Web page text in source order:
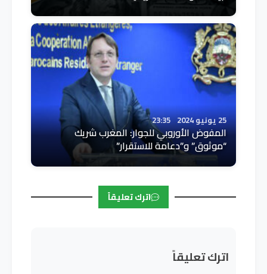
25 يونيو 2024 23:35
المفوض الأوروبي للجوار: المغرب شريك
“موثوق” و”دعامة للاستقرار”
اترك تعليقاً
اترك تعليقاً